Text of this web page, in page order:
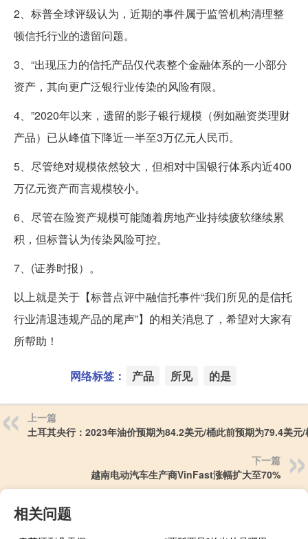
2、标普全球评级认为，近期的事件属于监管机构清理整
顿信托行业的遗留问题。
3、“出现压力的信托产品仅代表整个金融体系的一小部分
资产，其向更广泛银行业传染的风险有限。
4、”2020年以来，遗留的影子银行规模（例如融资类理财
产品）已从峰值下降近一半至3万亿元人民币。
5、尽管绝对规模依然较大，但相对中国银行体系内近400
万亿元资产而言规模较小。
6、尽管在险资产规模可能随着房地产业持续疲软继续累
积，但标普认为传染风险可控。
7、(证券时报）。
以上就是关于【标普点评中融信托事件“我们所见的是信托
行业清退违规产品的尾声”】的相关消息了，希望对大家有
所帮助！
网络标签： 产品 所见 的是
上一篇
土耳其央行：2023年油价预期为84.2美元/桶此前预期为79.4美元/
下一篇
越南电动汽车生产商VinFast涨幅扩大至70%
相关问题